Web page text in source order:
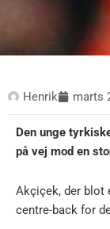
Henrik marts
Den unge
på vej mod en
Akçiçek, der blot
centre-back for